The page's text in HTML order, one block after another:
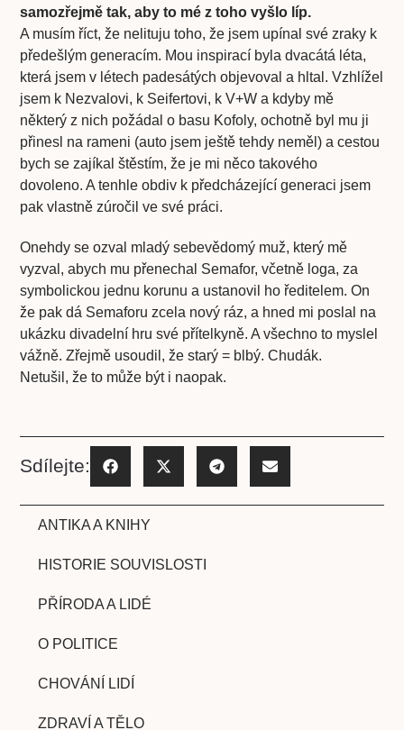
samozřejmě tak, aby to mé z toho vyšlo líp.
A musím říct, že nelituju toho, že jsem upínal své zraky k
předešlým generacím. Mou inspirací byla dvacátá léta,
která jsem v létech padesátých objevoval a hltal. Vzhlížel
jsem k Nezvalovi, k Seifertovi, k V+W a kdyby mě
některý z nich požádal o basu Kofoly, ochotně byl mu ji
přinesl na rameni (auto jsem ještě tehdy neměl) a cestou
bych se zajíkal štěstím, že je mi něco takového
dovoleno. A tenhle obdiv k předcházející generaci jsem
pak vlastně zúročil ve své práci.
Onehdy se ozval mladý sebevědomý muž, který mě
vyzval, abych mu přenechal Semafor, včetně loga, za
symbolickou jednu korunu a ustanovil ho ředitelem. On
že pak dá Semaforu zcela nový ráz, a hned mi poslal na
ukázku divadelní hru své přítelkyně. A všechno to myslel
vážně. Zřejmě usoudil, že starý = blbý. Chudák.
Netušil, že to může být i naopak.
Sdílejte:
ANTIKA A KNIHY
HISTORIE SOUVISLOSTI
PŘÍRODA A LIDÉ
O POLITICE
CHOVÁNÍ LIDÍ
ZDRAVÍ A TĚLO